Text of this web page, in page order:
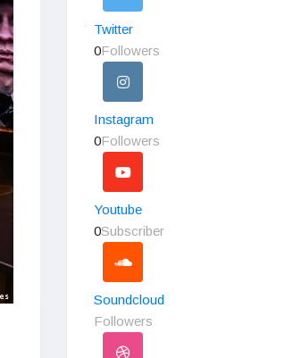
Twitter
0Followers
Instagram
0Followers
Youtube
0Subscriber
Soundcloud
Followers